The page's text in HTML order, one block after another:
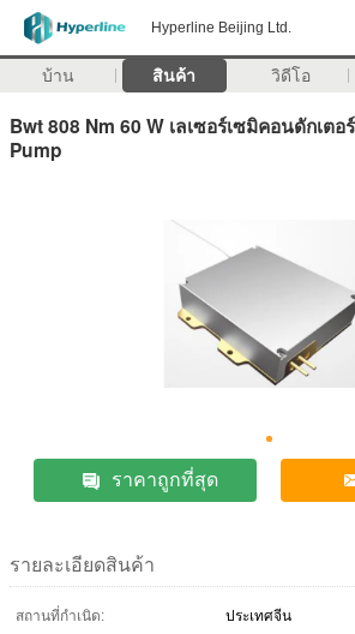
Hyperline Beijing Ltd.
บ้าน สินค้า วิดีโอ
Bwt 808 Nm 60 W เลเซอร์เซมิคอนดักเต
Pump
ราคาถูกที่สุด
รายละเอียดสินค้า
สถานที่กำเนิด:
ประเทศจีน